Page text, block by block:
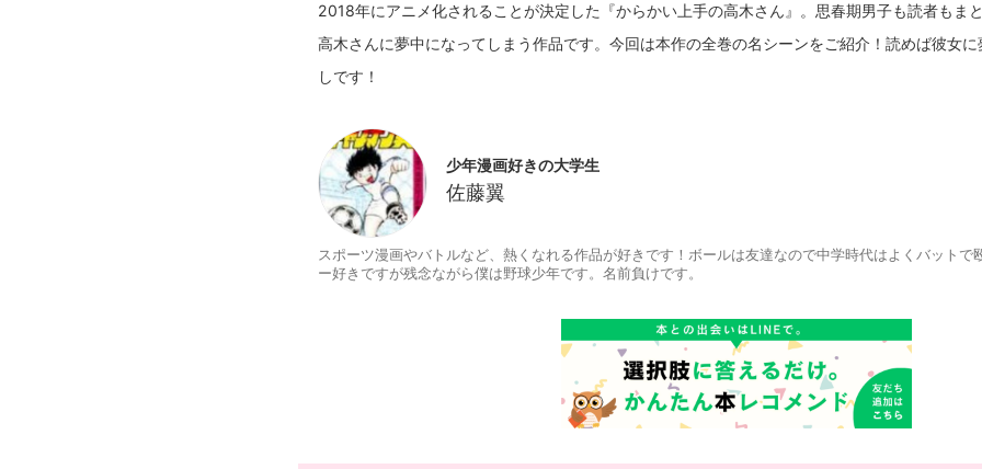
2018年にアニメ化されることが決定した『からかい上手の高木さん』。思春期男子も読者もま
高木さんに夢中になってしまう作品です。今回は本作の全巻の名シーンをご紹介！読めば彼女
少年漫画好きの大学生
佐藤翼
スポーツ漫画やバトルなど、熱くなれる作品が好きです！ボールは友達なので中学時代はよくバットで
ー好きですが残念ながら僕は野球少年です。名前負けです。